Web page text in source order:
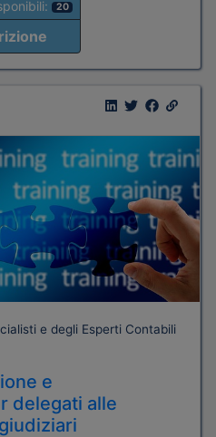
20
e degli Esperti Contabili
e
delegati alle